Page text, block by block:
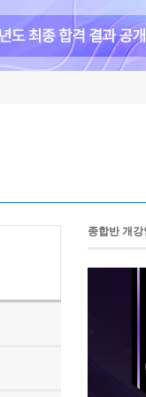
종합반 개강